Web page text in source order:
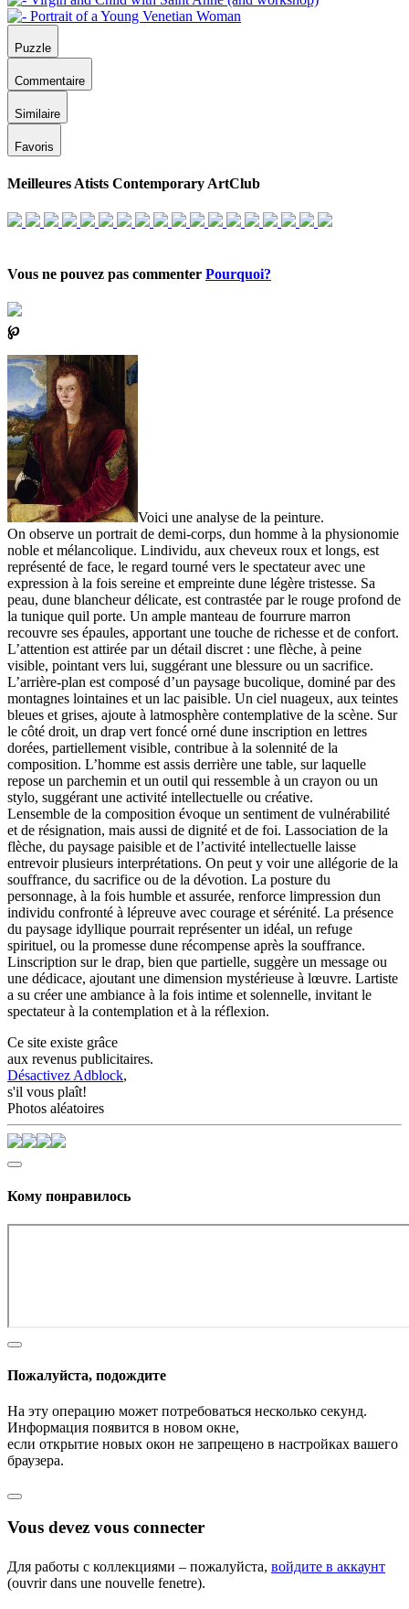
Puzzle
Commentaire
Similaire
Favoris
Meilleures Atists Contemporary ArtClub
Vous ne pouvez pas commenter Pourquoi?
℘
Voici une analyse de la peinture.
On observe un portrait de demi-corps, dun homme à la physionomie
noble et mélancolique. Lindividu, aux cheveux roux et longs, est
représenté de face, le regard tourné vers le spectateur avec une
expression à la fois sereine et empreinte dune légère tristesse. Sa
peau, dune blancheur délicate, est contrastée par le rouge profond de
la tunique quil porte. Un ample manteau de fourrure marron
recouvre ses épaules, apportant une touche de richesse et de confort.
L’attention est attirée par un détail discret : une flèche, à peine
visible, pointant vers lui, suggérant une blessure ou un sacrifice.
L’arrière-plan est composé d’un paysage bucolique, dominé par des
montagnes lointaines et un lac paisible. Un ciel nuageux, aux teintes
bleues et grises, ajoute à latmosphère contemplative de la scène. Sur
le côté droit, un drap vert foncé orné dune inscription en lettres
dorées, partiellement visible, contribue à la solennité de la
composition. L’homme est assis derrière une table, sur laquelle
repose un parchemin et un outil qui ressemble à un crayon ou un
stylo, suggérant une activité intellectuelle ou créative.
Lensemble de la composition évoque un sentiment de vulnérabilité
et de résignation, mais aussi de dignité et de foi. Lassociation de la
flèche, du paysage paisible et de l’activité intellectuelle laisse
entrevoir plusieurs interprétations. On peut y voir une allégorie de la
souffrance, du sacrifice ou de la dévotion. La posture du
personnage, à la fois humble et assurée, renforce limpression dun
individu confronté à lépreuve avec courage et sérénité. La présence
du paysage idyllique pourrait représenter un idéal, un refuge
spirituel, ou la promesse dune récompense après la souffrance.
Linscription sur le drap, bien que partielle, suggère un message ou
une dédicace, ajoutant une dimension mystérieuse à lœuvre. Lartiste
a su créer une ambiance à la fois intime et solennelle, invitant le
spectateur à la contemplation et à la réflexion.
Ce site existe grâce
aux revenus publicitaires.
Désactivez Adblock,
s'il vous plaît!
Photos aléatoires
Кому понравилось
Пожалуйста, подождите
На эту операцию может потребоваться несколько секунд.
Информация появится в новом окне,
если открытие новых окон не запрещено в настройках вашего
браузера.
Vous devez vous connecter
Для работы с коллекциями – пожалуйста, войдите в аккаунт
(ouvrir dans une nouvelle fenetre).